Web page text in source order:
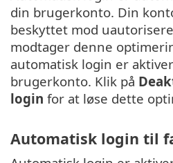
din brugerkonto. Din
beskyttet mod
modtager denne
automatisk login er
brugerkonto. Klik på
login for at løse dette
Automatisk login til